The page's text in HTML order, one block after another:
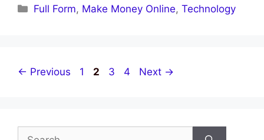
Categories
Full Form, Make Money Online,Technology
← Previous Page
1 Page
2 Page
3 Page
4 Next →
Search